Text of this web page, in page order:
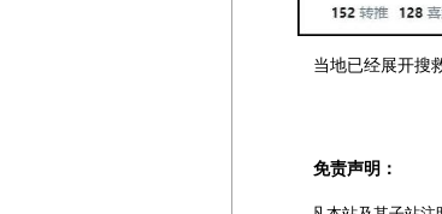
当地已经展开搜救
免责声明：